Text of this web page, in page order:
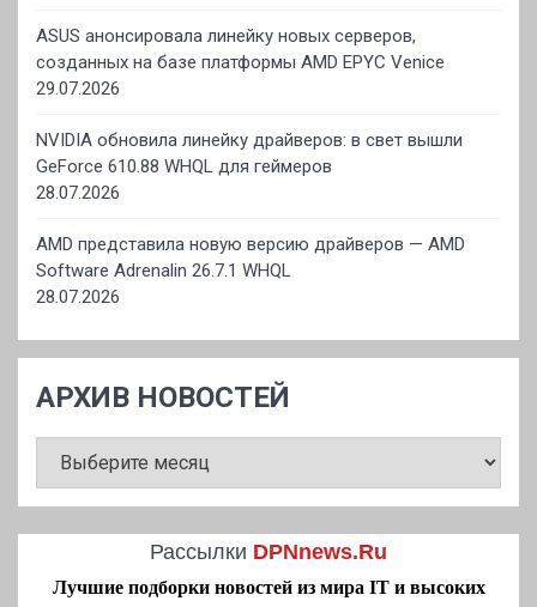
ASUS анонсировала линейку новых серверов,
созданных на базе платформы AMD EPYC Venice
29.07.2026
NVIDIA обновила линейку драйверов: в свет вышли
GeForce 610.88 WHQL для геймеров
28.07.2026
AMD представила новую версию драйверов — AMD
Software Adrenalin 26.7.1 WHQL
28.07.2026
АРХИВ НОВОСТЕЙ
НОВОСТЕЙ
Рассылки DPNnews.Ru
Лучшие подборки новостей из мира IT и высоких